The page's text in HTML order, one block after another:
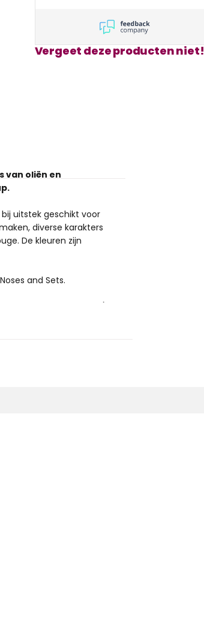
Vergeet deze producten niet!
van oliën en
uitstek geschikt voor
diverse karakters
De kleuren zijn
and Sets.
parabenen) of